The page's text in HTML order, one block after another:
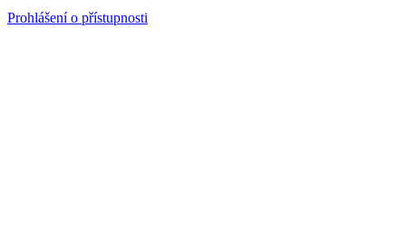
Prohlášení o přístupnosti